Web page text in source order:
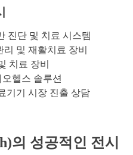
진단 및 치료 시스템
리 및 재활치료 장비
치료 장비
헬스 솔루션
기기 시장 진출 상담
의 성공적인 전시